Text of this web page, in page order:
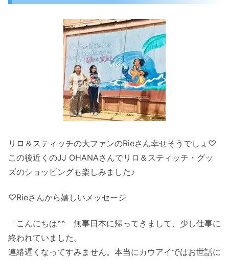
リロ＆スティッチの大ファンのRieさん幸せそうでしょ♡
この後近くのJJ OHANAさんでリロ＆スティッチ・グッ
ズのショッピングも楽しみました♪
♡Rieさんから嬉しいメッセージ
「こんにちは^^ 無事日本に帰ってきまして、少し仕事に
終われていました。
連絡遅くなってすみません。本当にカウアイではお世話に